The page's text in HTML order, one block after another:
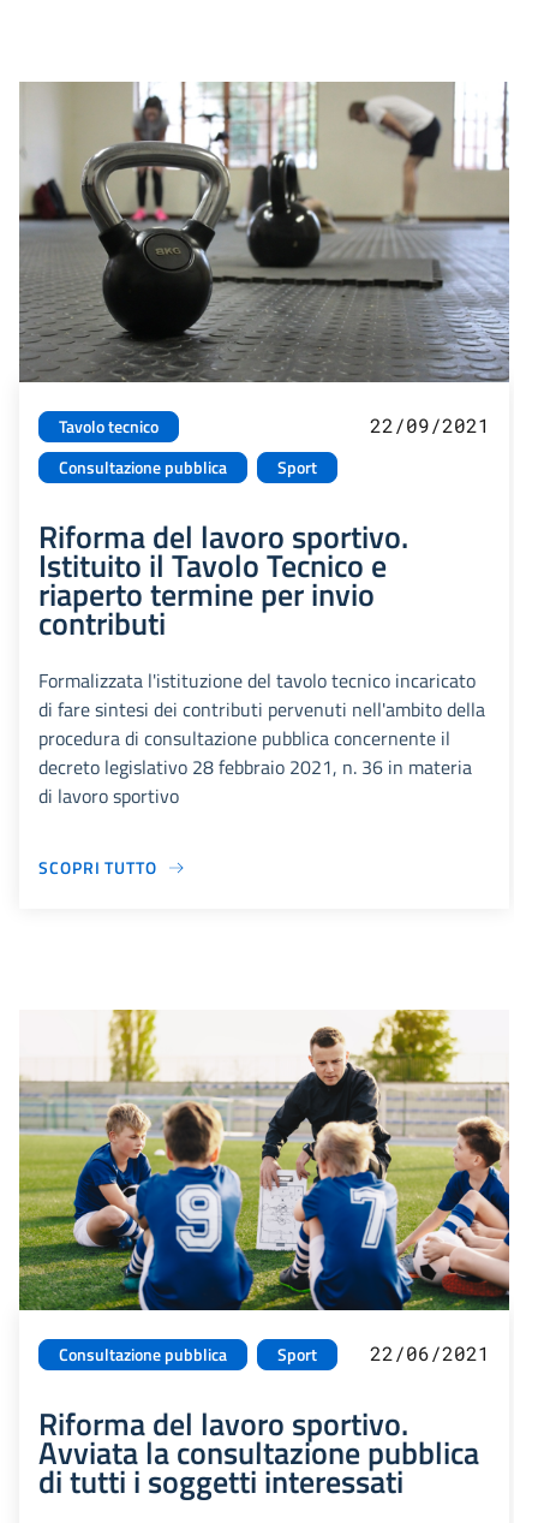
Tavolo tecnico
Consultazione pubblica
Sport
22/09/2021
Riforma del lavoro sportivo.
Istituito il Tavolo Tecnico e
riaperto termine per invio
contributi
Formalizzata l'istituzione del tavolo tecnico incaricato
di fare sintesi dei contributi pervenuti nell'ambito della
procedura di consultazione pubblica concernente il
decreto legislativo 28 febbraio 2021, n. 36 in materia
di lavoro sportivo
SCOPRI TUTTO
Consultazione pubblica Sport 22/06/2021
Riforma del lavoro sportivo.
Avviata la consultazione pubblica
di tutti i soggetti interessati